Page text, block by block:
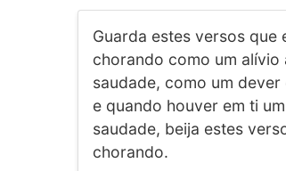
Guarda estes versos que
chorando como um alívio
saudade, como um dever
e quando houver em ti
saudade, beija estes
chorando.